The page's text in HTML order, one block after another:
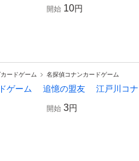
開始 10円
ードゲーム 名探偵コナンカードゲーム
ドゲーム 追憶の盟友 江戸川コ
開始 3円